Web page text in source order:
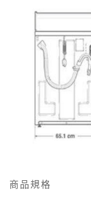
商品規格